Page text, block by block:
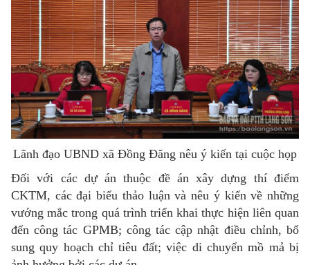
Lãnh đạo UBND xã Đồng Đăng nêu ý kiến tại cuộc họp
Đối với các dự án thuộc đề án xây dựng thí điểm
CKTM, các đại biểu thảo luận và nêu ý kiến về những
vướng mắc trong quá trình triển khai thực hiện liên quan
đến công tác GPMB; công tác cập nhật điều chỉnh, bổ
sung quy hoạch chỉ tiêu đất; việc di chuyển mồ mả bị